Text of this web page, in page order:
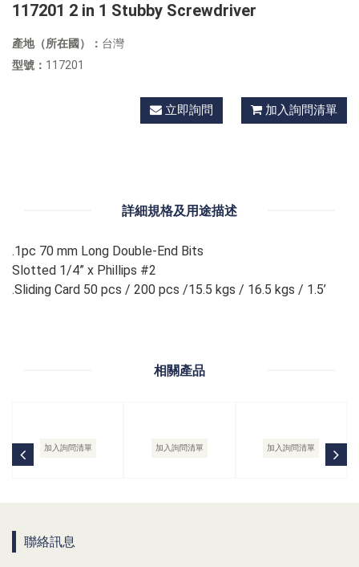
117201 2 in 1 Stubby Screwdriver
產地（所在國）： 台灣
型號： 117201
立即詢問 加入詢問清單
詳細規格及用途描述
.1pc 70 mm Long Double-End Bits
Slotted 1/4” x Phillips #2
.Sliding Card 50 pcs / 200 pcs /15.5 kgs / 16.5 kgs / 1.5’
相關產品
加入詢問清單 加入詢問清單 加入詢問清單
聯絡訊息